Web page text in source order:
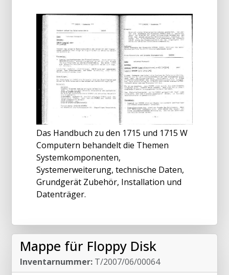
Das Handbuch zu den 1715 und 1715 W
Computern behandelt die Themen
Systemkomponenten,
Systemerweiterung, technische Daten,
Grundgerät Zubehör, Installation und
Datenträger.
Mappe für Floppy Disk
Inventarnummer: T/2007/06/00064